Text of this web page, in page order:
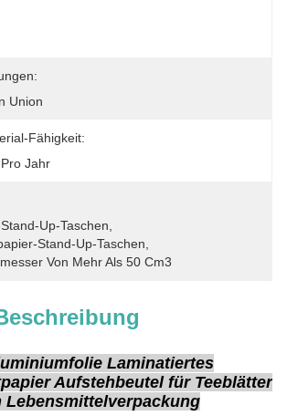
Union
Fähigkeit:
Jahr
Up-Taschen
Stand-Up-Taschen
Von Mehr Als 50 Cm3
Laminatiertes
Aufstehbeutel für Teeblätter
Lebensmittelverpackung